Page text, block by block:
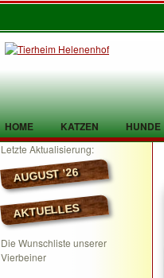
HOME KATZEN HUNDE
TIER GEFUNDEN KONTAKT
Letzte Aktualisierung:
AUGUST ’26
AKTUELLES
Die Wunschliste unserer
Vierbeiner